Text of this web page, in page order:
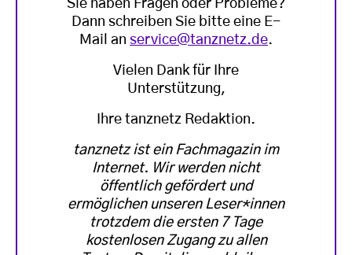
Sie haben Fragen oder Probleme?
Dann schreiben Sie bitte eine E-
Mail an service@tanznetz.de.
Vielen Dank für Ihre
Unterstützung,
Ihre tanznetz Redaktion.
tanznetz ist ein Fachmagazin im
Internet. Wir werden nicht
öffentlich gefördert und
ermöglichen unseren Leser*innen
trotzdem die ersten 7 Tage
kostenlosen Zugang zu allen